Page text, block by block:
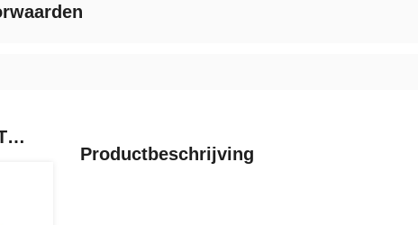
VERWANTE PRODUCTEN
Productbeschrijving